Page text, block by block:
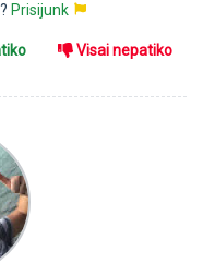
Prisijunk
Visai nepatiko